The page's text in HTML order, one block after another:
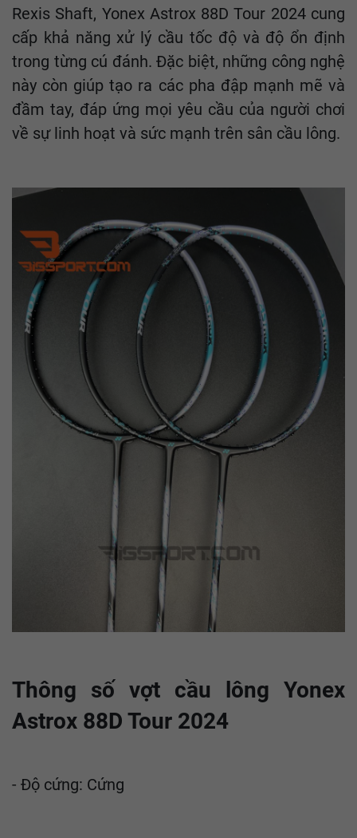
Rexis Shaft, Yonex Astrox 88D Tour 2024 cung
cấp khả năng xử lý cầu tốc độ và độ ổn định
trong từng cú đánh. Đặc biệt, những công nghệ
này còn giúp tạo ra các pha đập mạnh mẽ và
đầm tay, đáp ứng mọi yêu cầu của người chơi
về sự linh hoạt và sức mạnh trên sân cầu lông.
Thông số vợt cầu lông Yonex
Astrox 88D Tour 2024
- Độ cứng: Cứng